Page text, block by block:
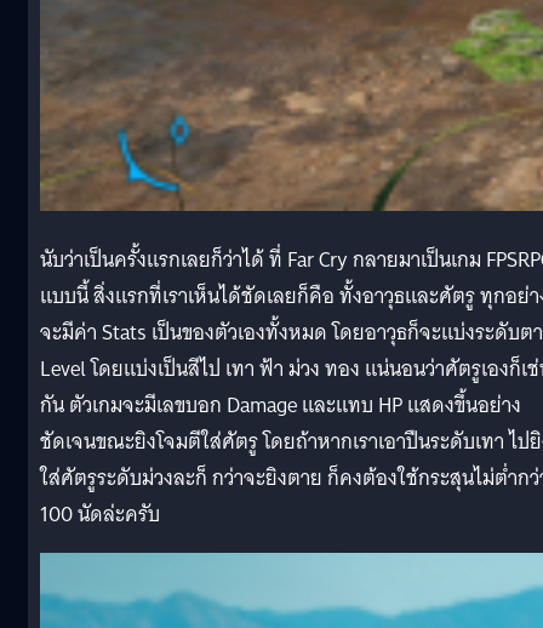
นับว่าเป็นครั้งแรกเลยก็ว่าได้ ที่ Far Cry กลายมาเป็นเกม
แบบนี้ สิ่งแรกที่เราเห็นได้ชัดเลยก็คือ ทั้งอาวุธและศัตรู ทุกอย่
จะมีค่า Stats เป็นของตัวเองทั้งหมด โดยอาวุธก็จะแบ่งระดับต
Level โดยแบ่งเป็นสีไป เทา ฟ้า ม่วง ทอง แน่นอนว่าศัตรูเองก็เ
กัน ตัวเกมจะมีเลขบอก Damage และแทบ HP แสดงขึ้นอย่าง
ชัดเจนขณะยิงโจมตีใส่ศัตรู โดยถ้าหากเราเอาปืนระดับเทา ไป
ใส่ศัตรูระดับม่วงละก็ กว่าจะยิงตาย ก็คงต้องใช้กระสุนไม่ต่ำก
100 นัดล่ะครับ